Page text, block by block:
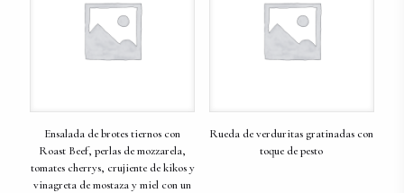
Ensalada de brotes tiernos con
Roast Beef, perlas de mozzarela,
tomates cherrys, crujiente de kikos y
vinagreta de mostaza y miel con un
Rueda de verduritas gratinadas con
toque de pesto